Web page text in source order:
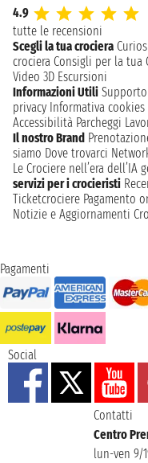
4.9
tutte le recensioni
Scegli la tua crociera
crociera Consigli per la tua
Video 3D Escursioni
Informazioni Utili
privacy Informativa cookies
Accessibilità Parcheggi
Il nostro Brand
siamo Dove trovarci
Le Crociere nell’era dell’IA
servizi per i crocieristi
Ticketcrociere Pagamento
Notizie e Aggiornamenti
Pagamenti
Social
Contatti
Centro
lun-ven 9/